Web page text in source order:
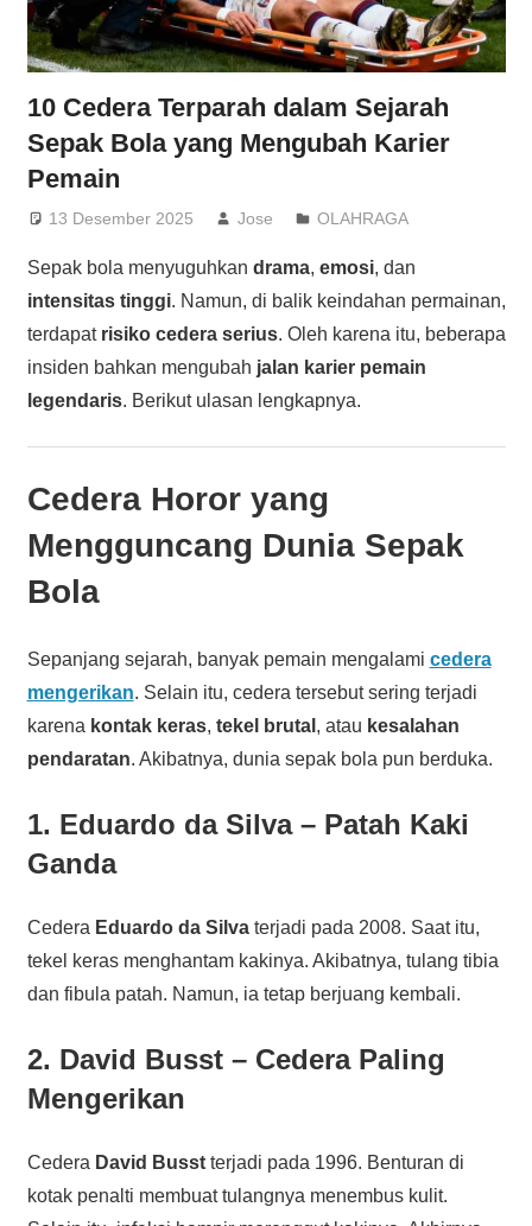
10 Cedera Terparah dalam Sejarah
Sepak Bola yang Mengubah Karier
Pemain
13 Desember 2025 Jose OLAHRAGA
Sepak bola menyuguhkan drama, emosi, dan
intensitas tinggi. Namun, di balik keindahan permainan,
terdapat risiko cedera serius. Oleh karena itu, beberapa
insiden bahkan mengubah jalan karier pemain
legendaris. Berikut ulasan lengkapnya.
Cedera Horor yang
Mengguncang Dunia Sepak
Bola
Sepanjang sejarah, banyak pemain mengalami cedera
mengerikan. Selain itu, cedera tersebut sering terjadi
karena kontak keras, tekel brutal , atau kesalahan
pendaratan. Akibatnya, dunia sepak bola pun berduka.
1. Eduardo da Silva – Patah Kaki
Ganda
Cedera Eduardo da Silvaterjadi pada 2008. Saat itu,
tekel keras menghantam kakinya. Akibatnya, tulang tibia
dan fibula patah. Namun, ia tetap berjuang kembali.
2. David Busst – Cedera Paling
Mengerikan
Cedera David Busstterjadi pada 1996. Benturan di
kotak penalti membuat tulangnya menembus kulit.